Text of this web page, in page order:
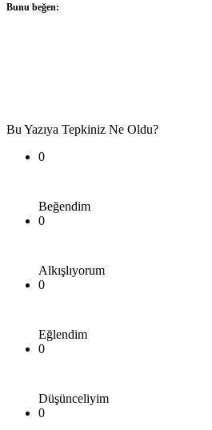
Bunu beğen:
Bu Yazıya Tepkiniz Ne Oldu?
0
Beğendim
0
Alkışlıyorum
0
Eğlendim
0
Düşünceliyim
0